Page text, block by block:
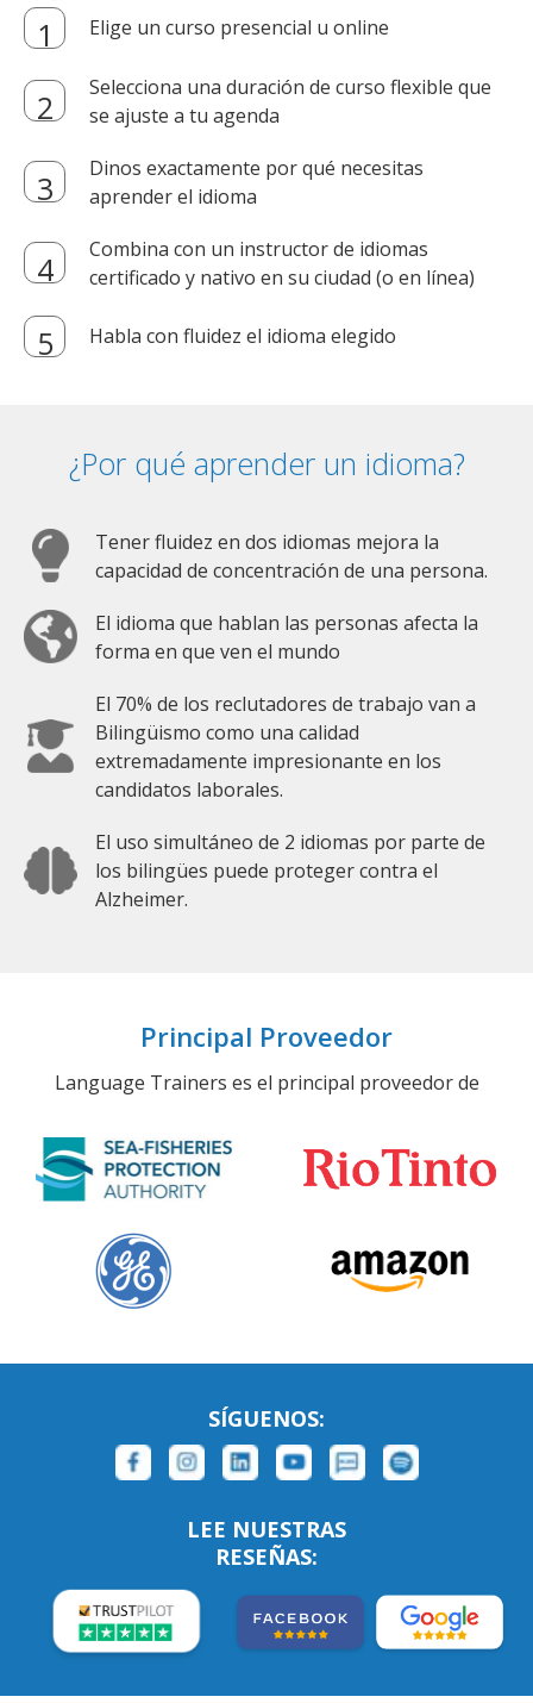
Elige un curso presencial u online
Selecciona una duración de curso flexible que
se ajuste a tu agenda
Dinos exactamente por qué necesitas
aprender el idioma
Combina con un instructor de idiomas
certificado y nativo en su ciudad (o en línea)
Habla con fluidez el idioma elegido
¿Por qué aprender un idioma?
Tener fluidez en dos idiomas mejora la
capacidad de concentración de una persona.
El idioma que hablan las personas afecta la
forma en que ven el mundo
El 70% de los reclutadores de trabajo van a
Bilingüismo como una calidad
extremadamente impresionante en los
candidatos laborales.
El uso simultáneo de 2 idiomas por parte de
los bilingües puede proteger contra el
Alzheimer.
Principal Proveedor
Language Trainers es el principal proveedor de
SÍGUENOS:
LEE NUESTRAS
RESEÑAS: